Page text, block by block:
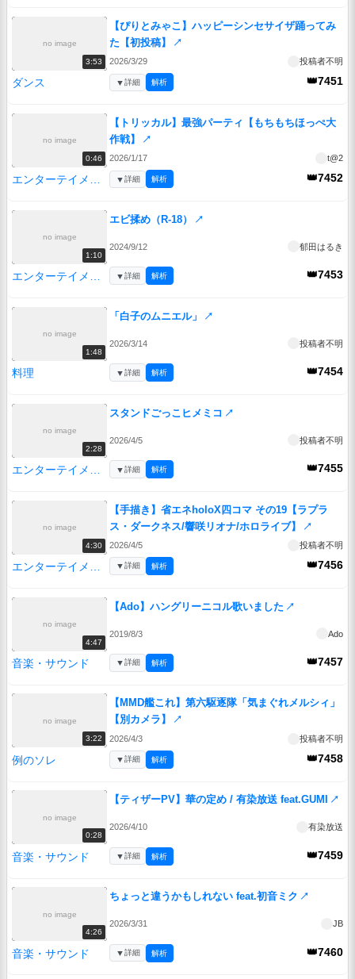
no image
3:53
【ぴりとみゃこ】ハッピーシンセサイザ踊ってみ
た【初投稿】
↗
2026/3/29 投稿者不明
ダンス 👑7451
▼詳細 解析
no image
0:46
【トリッカル】最強パーティ【もちもちほっぺ大
作戦】
↗
2026/1/17 t@2
👑7452
▼詳細 解析
no image
1:10
エビ揉め（R-18） ↗
2024/9/12 郁田はるき
👑7453
▼詳細 解析
no image
1:48
「白子のムニエル」 ↗
2026/3/14 投稿者不明
料理 👑7454
▼詳細 解析
no image
2:28
スタンドごっこヒメミコ ↗
2026/4/5 投稿者不明
👑7455
▼詳細 解析
no image
4:30
【手描き】省エネholoX四コマ その19【ラプラ
ス・ダークネス/響咲リオナ/ホロライブ】
↗
2026/4/5 投稿者不明
👑7456
▼詳細 解析
no image
4:47
【Ado】ハングリーニコル歌いました ↗
2019/8/3 Ado
音楽・サウンド 👑7457
▼詳細 解析
no image
3:22
【MMD艦これ】第六駆逐隊「気まぐれメルシィ」
【別カメラ】
↗
2026/4/3 投稿者不明
例のソレ 👑7458
▼詳細 解析
no image
0:28
【ティザーPV】華の定め / 有染放送 feat.GUMI ↗
2026/4/10 有染放送
音楽・サウンド 👑7459
▼詳細 解析
no image
4:26
ちょっと違うかもしれない feat.初音ミク ↗
2026/3/31 JB
音楽・サウンド 👑7460
▼詳細 解析